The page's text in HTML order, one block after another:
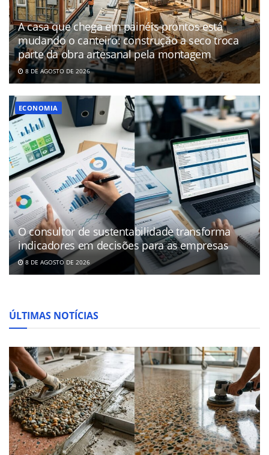
A casa que chega em painéis prontos está
mudando o canteiro: construção a seco troca
parte da obra artesanal pela montagem
8 DE AGOSTO DE 2026
ECONOMIA
O consultor de sustentabilidade transforma
indicadores em decisões para as empresas
8 DE AGOSTO DE 2026
ÚLTIMAS NOTÍCIAS